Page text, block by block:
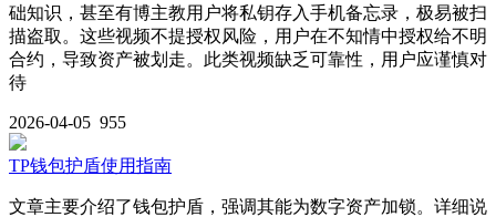
础知识，甚至有博主教用户将私钥存入手机备忘录，极易被扫
描盗取。这些视频不提授权风险，用户在不知情中授权给不明
合约，导致资产被划走。此类视频缺乏可靠性，用户应谨慎对
待
2026-04-05 955
TP钱包护盾使用指南
文章主要介绍了钱包护盾，强调其能为数字资产加锁。详细说